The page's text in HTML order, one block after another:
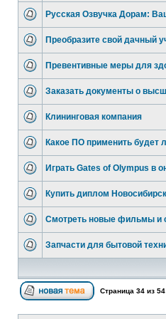
Русская Озвучка Дорам:
Преобразите свой дачный
Превентивные меры для
Заказать документы о
Клининговая компания
Какое ПО применить будет
Играть Gates of Olympus в
Купить диплом Новосибирск
Смотреть новые фильмы и
Запчасти для бытовой
Страница 34 из 54